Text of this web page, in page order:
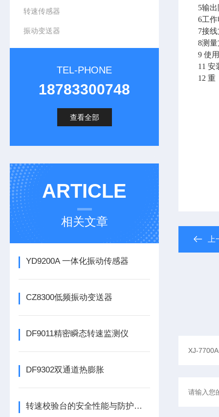
转速传感器
振动变送器
TEL-PHONE
18783300748
查看全部
ARTICLE
相关文章
YD9200A 一体化振动传感器
CZ8300低频振动变送器
DF9011精密瞬态转速监测仪
DF9302双通道热膨胀
转速校验台的安全性能与防护措施
5输
6工作
7接
8测
9 使
11 安
12 重